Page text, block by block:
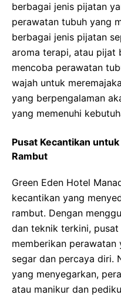
berbagai jenis pijatan
perawatan tubuh yang
berbagai jenis pijatan
aroma terapi, atau pijat
mencoba perawatan
wajah untuk
yang berpengalaman
yang memenuhi
Pusat Kecantikan
Rambut
Green Eden Hotel
kecantikan yang
rambut. Dengan
dan teknik terkini,
memberikan perawatan
segar dan percaya diri.
yang menyegarkan,
atau manikur dan